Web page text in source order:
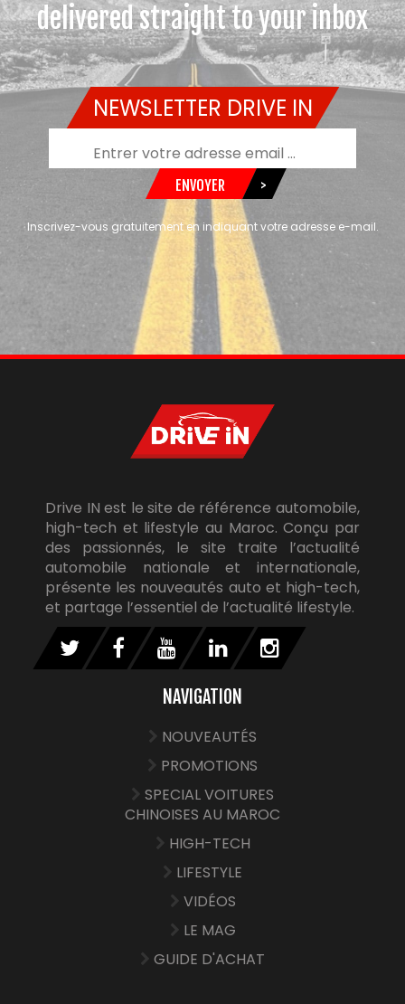
delivered straight to your inbox
NEWSLETTER DRIVE IN
ENVOYER >
Inscrivez-vous gratuitement en indiquant votre adresse e-mail.
Drive IN est le site de référence automobile,
high-tech et lifestyle au Maroc. Conçu par
des passionnés, le site traite l’actualité
automobile nationale et internationale,
présente les nouveautés auto et high-tech,
et partage l’essentiel de l’actualité lifestyle.
NAVIGATION
NOUVEAUTÉS
PROMOTIONS
SPECIAL VOITURES
CHINOISES AU MAROC
HIGH-TECH
LIFESTYLE
VIDÉOS
LE MAG
GUIDE D'ACHAT